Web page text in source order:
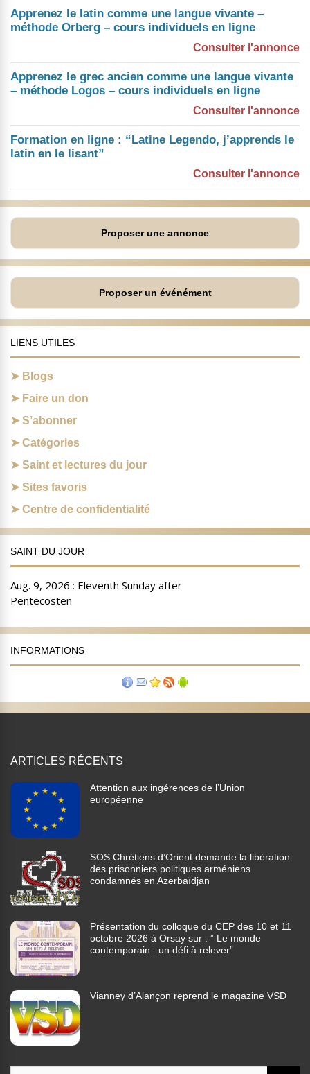
Apprenez le latin comme une langue vivante –
méthode Orberg – cours individuels en ligne
Consulter l'annonce
Apprenez le grec ancien comme une langue vivante
– méthode Logos – cours individuels en ligne
Consulter l'annonce
Formation en ligne : “Latine Legendo, j’apprends le
latin en le lisant”
Consulter l'annonce
Proposer une annonce
Proposer un événément
LIENS UTILES
Blogs
Faire un don
S’abonner
Catégories
Saint et lectures du jour
Sites favoris
Centre de confidentialité
SAINT DU JOUR
INFORMATIONS
ARTICLES RÉCENTS
Attention aux ingérences de l’Union
européenne
SOS Chrétiens d’Orient demande la libération
des prisonniers politiques arméniens
condamnés en Azerbaïdjan
Présentation du colloque du CEP des 10 et 11
octobre 2026 à Orsay sur : ” Le monde
contemporain : un défi à relever”
Vianney d’Alançon reprend le magazine VSD